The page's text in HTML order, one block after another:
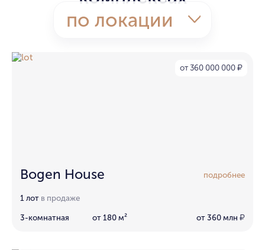
по локации
от 360 000 000 ₽
Bogen House подробнее
1 лот в продаже
3-комнатная от 180 м² от 360 млн ₽